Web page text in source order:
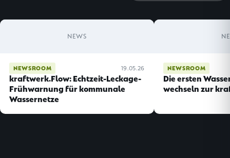
NEWS
NEWSROOM 19.05.26
kraftwerk.Flow: Echtzeit-Leckage-
Frühwarnung für kommunale
Wassernetze
NEWSROOM
Die ersten
wechseln zur